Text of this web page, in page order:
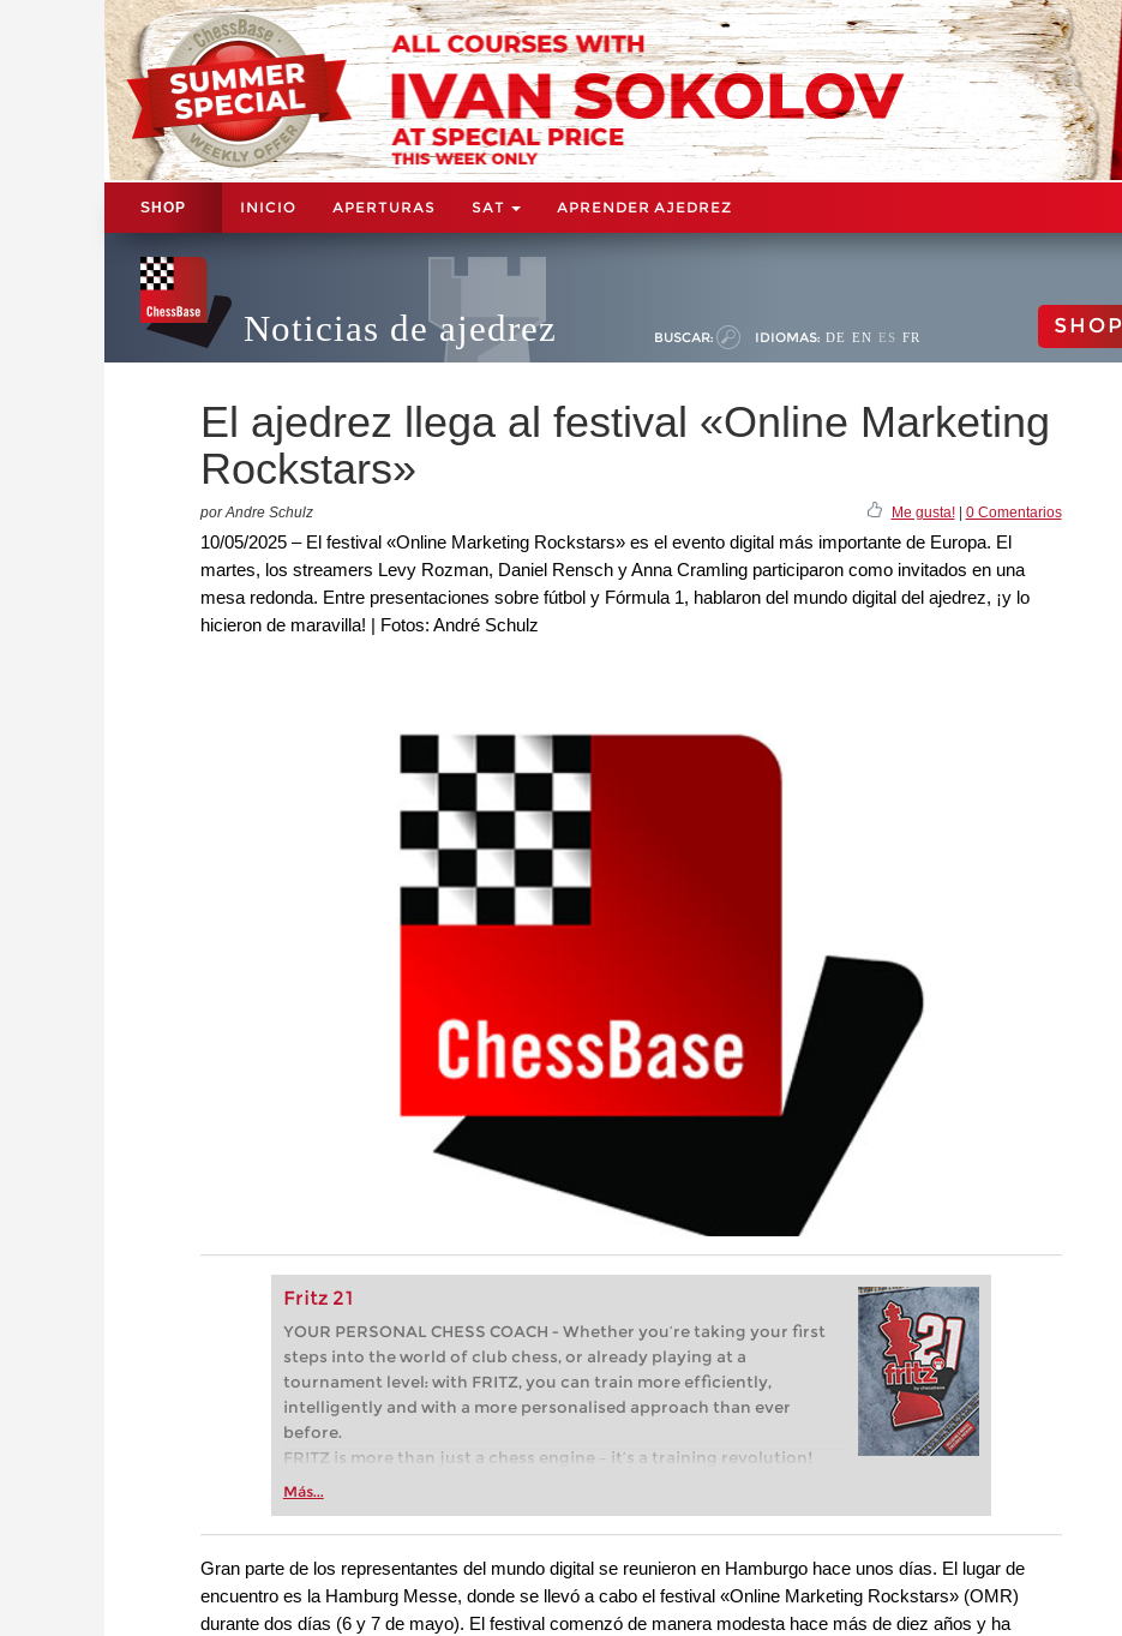
SHOP INICIO APERTURAS SAT APRENDER AJEDREZ
Noticias de ajedrez BUSCAR: IDIOMAS: DE EN ES FR SHOP
El ajedrez llega al festival «Online Marketing
Rockstars»
por Andre Schulz Me gusta!| 0 Comentarios
10/05/2025 – El festival «Online Marketing Rockstars» es el evento digital más importante de Europa. El
martes, los streamers Levy Rozman, Daniel Rensch y Anna Cramling participaron como invitados en una
mesa redonda. Entre presentaciones sobre fútbol y Fórmula 1, hablaron del mundo digital del ajedrez, ¡y lo
hicieron de maravilla! | Fotos: André Schulz
Fritz 21
YOUR PERSONAL CHESS COACH - Whether you’re taking your first
steps into the world of club chess, or already playing at a
tournament level: with FRITZ, you can train more efficiently,
intelligently and with a more personalised approach than ever
before.
FRITZ is more than just a chess engine – it’s a training revolution!
Whether you’re taking your first steps into the world of club chess,
more efficiently, intelligently and with a more personalised
approach than ever before.
Más...
Gran parte de los representantes del mundo digital se reunieron en Hamburgo hace unos días. El lugar de
encuentro es la Hamburg Messe, donde se llevó a cabo el festival «Online Marketing Rockstars» (OMR)
durante dos días (6 y 7 de mayo). El festival comenzó de manera modesta hace más de diez años y ha